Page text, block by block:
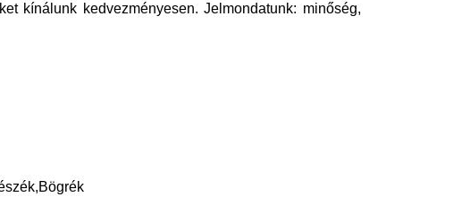
kínálunk kedvezményesen. Jelmondatunk: minőség,